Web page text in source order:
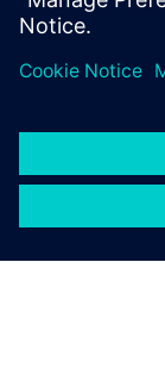
moderno
| O poder
Estudo de caso|